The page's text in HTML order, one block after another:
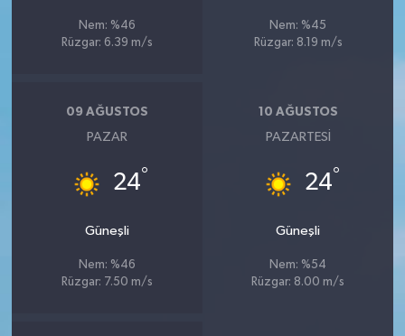
Nem: %46
Rüzgar: 6.39 m/s
Nem: %45
Rüzgar: 8.19 m/s
09 AĞUSTOS
PAZAR
24°
Güneşli
Nem: %46
Rüzgar: 7.50 m/s
10 AĞUSTOS
PAZARTESI
24°
Güneşli
Nem: %54
Rüzgar: 8.00 m/s